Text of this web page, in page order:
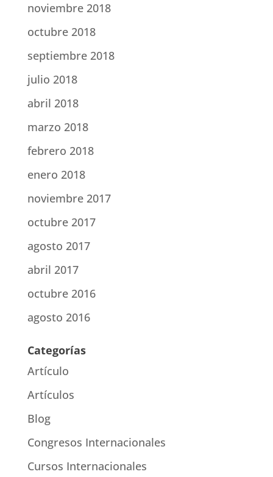
noviembre 2018
octubre 2018
septiembre 2018
julio 2018
abril 2018
marzo 2018
febrero 2018
enero 2018
noviembre 2017
octubre 2017
agosto 2017
abril 2017
octubre 2016
agosto 2016
Categorías
Artículo
Artículos
Blog
Congresos Internacionales
Cursos Internacionales